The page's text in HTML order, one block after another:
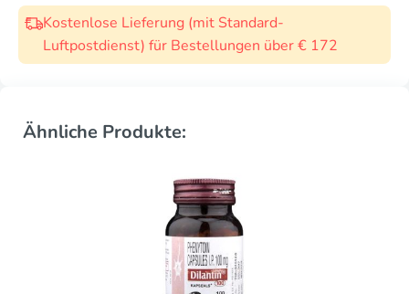
Kostenlose Lieferung (mit Standard-
Luftpostdienst) für Bestellungen über € 172
Ähnliche Produkte: